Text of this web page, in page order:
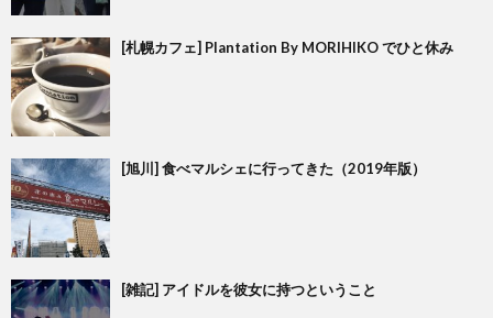
[札幌カフェ] Plantation By MORIHIKO でひと休み
[旭川] 食べマルシェに行ってきた（2019年版）
[雑記] アイドルを彼女に持つということ